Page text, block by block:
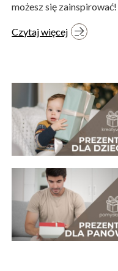
możesz się zainspirować!
Czytaj więcej